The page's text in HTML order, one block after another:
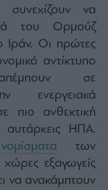
συνεχίζουν να
του Ορμούζ
Ιράν. Οι πρώτες
αντίκτυπο
σε
ενεργειακά
πιο ανθεκτική
αυτάρκεις ΗΠΑ.
νομίσματα των
εξαγωγείς
να ανακάμπτουν